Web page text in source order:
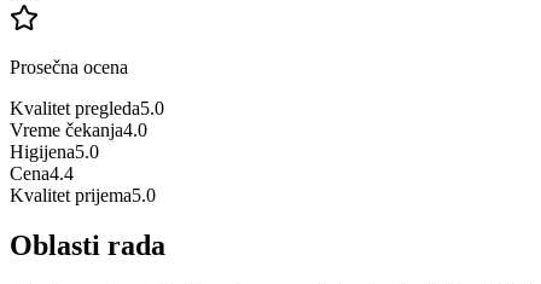
Prosečna ocena
Kvalitet pregleda5.0
Vreme čekanja4.0
Higijena5.0
Cena4.4
Kvalitet prijema5.0
Oblasti rada